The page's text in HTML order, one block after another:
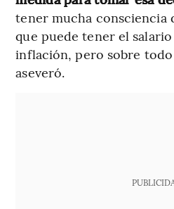
tener mucha consciencia
que puede tener el
inflación, pero sobre todo
aseveró.